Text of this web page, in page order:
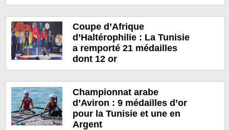
Coupe d’Afrique
d’Haltérophilie : La Tunisie
a remporté 21 médailles
dont 12 or
Championnat arabe
d’Aviron : 9 médailles d’or
pour la Tunisie et une en
Argent